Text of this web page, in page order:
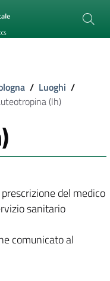
/ Luoghi /
(lh)
del medico
sanitario
comunicato al